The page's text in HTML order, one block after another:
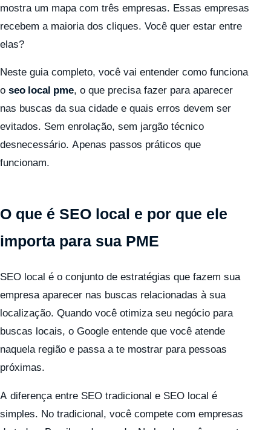
mostra um mapa com três empresas. Essas empresas
recebem a maioria dos cliques. Você quer estar entre
elas?
Neste guia completo, você vai entender como funciona
o seo local pme, o que precisa fazer para aparecer
nas buscas da sua cidade e quais erros devem ser
evitados. Sem enrolação, sem jargão técnico
desnecessário. Apenas passos práticos que
funcionam.
O que é SEO local e por que ele
importa para sua PME
SEO local é o conjunto de estratégias que fazem sua
empresa aparecer nas buscas relacionadas à sua
localização. Quando você otimiza seu negócio para
buscas locais, o Google entende que você atende
naquela região e passa a te mostrar para pessoas
próximas.
A diferença entre SEO tradicional e SEO local é
simples. No tradicional, você compete com empresas